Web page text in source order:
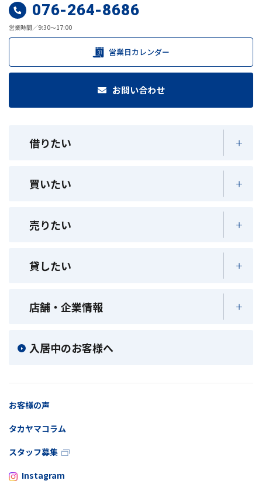
076-264-8686
営業時間／9:30～17:00
営業日カレンダー
お問い合わせ
借りたい
買いたい
売りたい
貸したい
店舗・企業情報
入居中のお客様へ
お客様の声
タカヤマコラム
スタッフ募集
Instagram